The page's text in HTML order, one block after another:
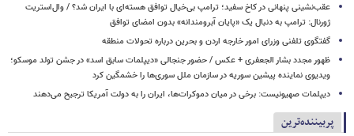
عقب‌نشینی پنهانی در کاخ سفید؛ ترامپ بی‌خیال توافق هسته‌ای با ایران شد؟ / وال‌استریت
ژورنال: ترامپ به دنبال یک «پایان آبرومندانه» بدون امضای توافق
گفتگوی تلفنی وزرای امور خارجه اردن و بحرین درباره تحولات منطقه
ظهور مجدد بشار الجعفری + عکس / حضور جنجالی «دیپلمات سابق اسد» در جشن تولد موسکو؛
ویدیوی نماینده پیشین سوریه در سازمان ملل سوری‌ها را خشمگین کرد
دیپلمات صهیونیست: برخی در میان دموکرات‌ها، ایران را به دولت آمریکا ترجیح می‌دهند
پربیننده‌ترین